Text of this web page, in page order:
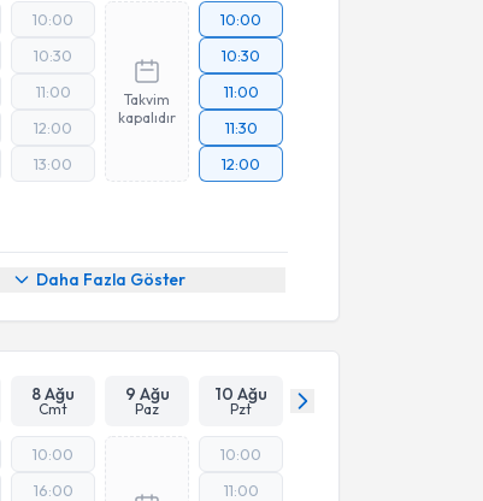
10:00
10:30
11:00
12:00
13:00
Takvim
kapalıdır
10:00
10:30
11:00
11:30
12:00
Daha Fazla Göster
8 Ağu
Cmt
9 Ağu
Paz
10 Ağu
Pzt
10:00
16:00
10:00
11:00